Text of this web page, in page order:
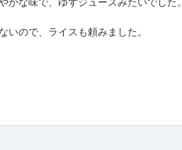
いので、ライスも頼みました。